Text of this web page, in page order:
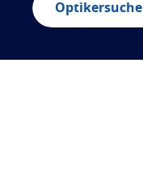
Optikersuche